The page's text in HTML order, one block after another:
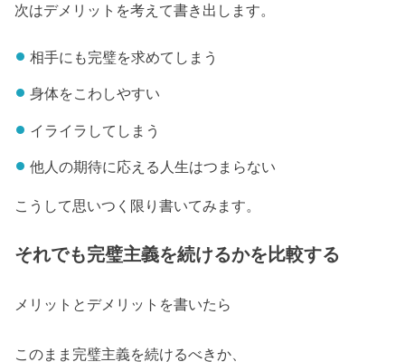
次はデメリットを考えて書き出します。
相手にも完璧を求めてしまう
身体をこわしやすい
イライラしてしまう
他人の期待に応える人生はつまらない
こうして思いつく限り書いてみます。
それでも完璧主義を続けるかを比較する
メリットとデメリットを書いたら
このまま完璧主義を続けるべきか、